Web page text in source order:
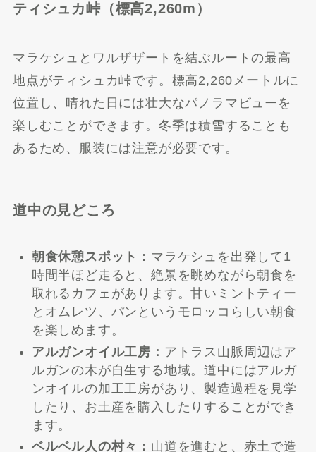
ティシュカ峠（標高2,260m）
マラケシュとワルザザートを結ぶルートの最高
地点がティシュカ峠です。標高2,260メートルに
位置し、晴れた日には壮大なパノラマビューを
楽しむことができます。冬季は積雪することも
あるため、服装には注意が必要です。
道中の見どころ
朝食休憩スポット： マラケシュを出発して1
時間半ほど走ると、絶景を眺めながら朝食を
取れるカフェがあります。甘いミントティー
とオムレツ、パンというモロッコらしい朝食
を楽しめます。
アルガンオイル工房： アトラス山脈周辺はア
ルガンの木が自生する地域。道中にはアルガ
ンオイルの加工工房があり、製造過程を見学
したり、お土産を購入したりすることができ
ます。
ベルベル人の村々： 山道を進むと、赤土で造